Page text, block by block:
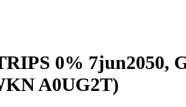
0% 7jun2050,
A0UG2T)